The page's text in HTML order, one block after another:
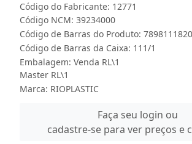
Código do Fabricante: 12771
Código NCM: 39234000
Código de Barras do Produto:
Código de Barras da Caixa: 111/1
Embalagem: Venda RL\1
Master RL\1
Marca: RIOPLASTIC
Faça seu login ou
cadastre-se para ver preços e